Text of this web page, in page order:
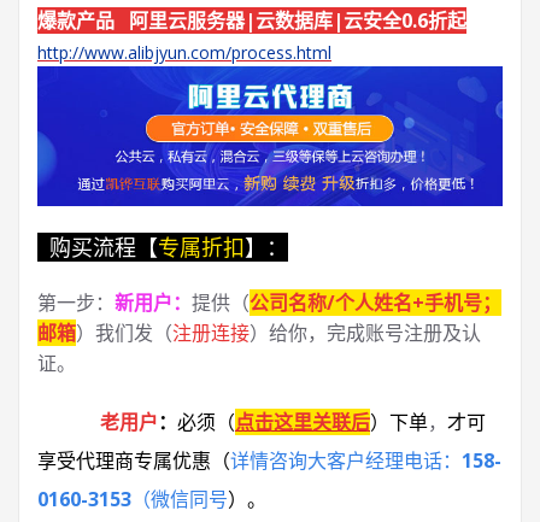
爆款产品 阿里云服务器|云数据库|云安全0.6折起
http://www.alibjyun.com/process.html
购买流程【专属折扣】：
第一步： 新用户： 提供（公司名称/个人姓名+手机号；
邮箱）我们发（注册连接）给你，完成账号注册及认
证。
老用户： 必须 （点击这里关联后） 下单， 才可
享受代理商专属优惠 （详情咨询大客户经理电话： 158-
0160-3153 （微信同号） 。